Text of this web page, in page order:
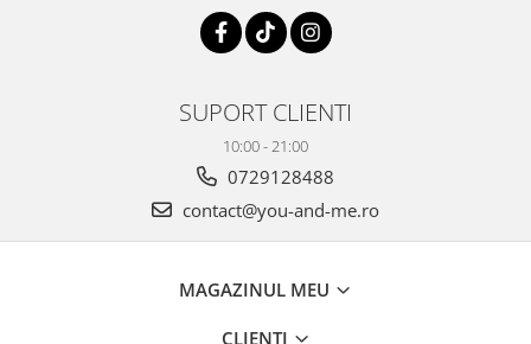
SUPORT CLIENTI
10:00 - 21:00
0729128488
contact@you-and-me.ro
MAGAZINUL MEU
CLIENTI